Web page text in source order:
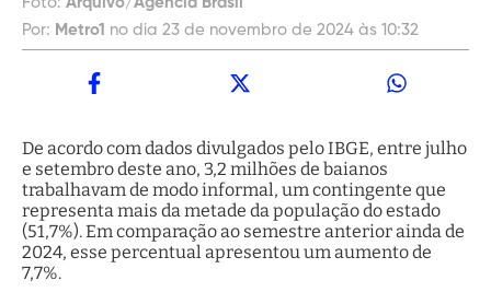
Por: Metro1 no dia 23 de novembro de 2024 às 10:32
De acordo com dados divulgados pelo IBGE, entre julho
e setembro deste ano, 3,2 milhões de baianos
trabalhavam de modo informal, um contingente que
representa mais da metade da população do estado
(51,7%). Em comparação ao semestre anterior ainda de
2024, esse percentual apresentou um aumento de
7,7%.